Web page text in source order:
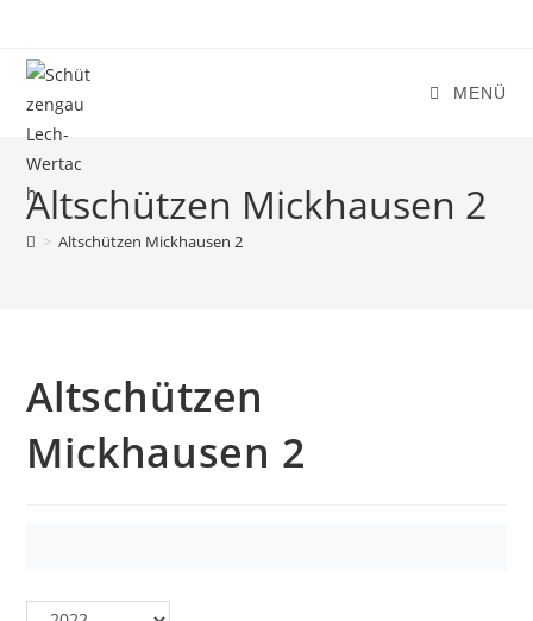
springen
MENÜ
Altschützen Mickhausen 2
> Altschützen Mickhausen 2
Altschützen
Mickhausen 2